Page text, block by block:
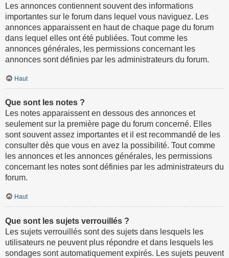
Les annonces contiennent souvent des informations
importantes sur le forum dans lequel vous naviguez. Les
annonces apparaissent en haut de chaque page du forum
dans lequel elles ont été publiées. Tout comme les
annonces générales, les permissions concernant les
annonces sont définies par les administrateurs du forum.
Haut
Que sont les notes ?
Les notes apparaissent en dessous des annonces et
seulement sur la première page du forum concerné. Elles
sont souvent assez importantes et il est recommandé de les
consulter dès que vous en avez la possibilité. Tout comme
les annonces et les annonces générales, les permissions
concernant les notes sont définies par les administrateurs du
forum.
Haut
Que sont les sujets verrouillés ?
Les sujets verrouillés sont des sujets dans lesquels les
utilisateurs ne peuvent plus répondre et dans lesquels les
sondages sont automatiquement expirés. Les sujets peuvent